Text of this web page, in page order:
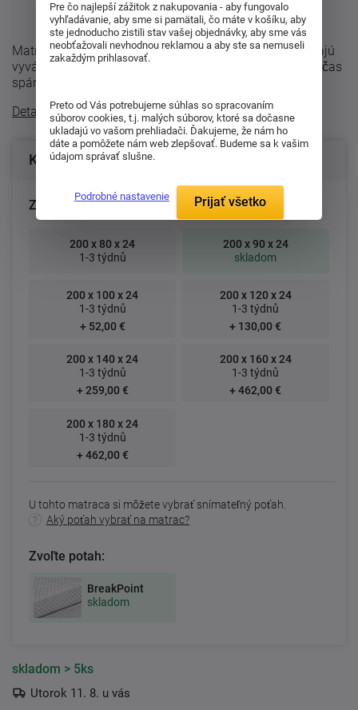
Matrac Synora 24 je navrhnutý pre všetkých, ktorí hľadajú
vyvážené spojenie pohodlia, opory a príjemnej klímy počas
spánku. Vďaka modernej ...
Detailný popis
Konfigurácia produktu
Zvoľte rozmer matraca (cm):
200 x 80 x 24
1-3 týdnů
200 x 90 x 24
skladom
200 x 100 x 24
1-3 týdnů
+ 52,00 €
200 x 120 x 24
1-3 týdnů
+ 130,00 €
200 x 140 x 24
1-3 týdnů
+ 259,00 €
200 x 160 x 24
1-3 týdnů
+ 462,00 €
200 x 180 x 24
1-3 týdnů
+ 462,00 €
U tohto matraca si môžete vybrať snímateľný poťah.
Aký poťah vybrať na matrac?
Zvoľte potah:
BreakPoint
skladom
skladom > 5ks
Utorok 11. 8. u vás
Pre čo najlepší zážitok z nakupovania - aby fungovalo
vyhľadávanie, aby sme si pamätali, čo máte v košíku, aby
ste jednoducho zistili stav vašej objednávky, aby sme vás
neobťažovali nevhodnou reklamou a aby ste sa nemuseli
zakaždým prihlasovať.
Preto od Vás potrebujeme súhlas so spracovaním
súborov cookies, t.j. malých súborov, ktoré sa dočasne
ukladajú vo vašom prehliadači. Ďakujeme, že nám ho
dáte a pomôžete nám web zlepšovať. Budeme sa k vašim
údajom správať slušne.
Podrobné nastavenie Prijať všetko